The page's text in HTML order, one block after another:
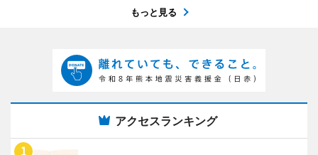
もっと見る
アクセスランキング